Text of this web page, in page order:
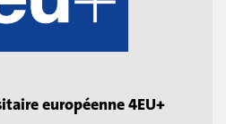
européenne 4EU+